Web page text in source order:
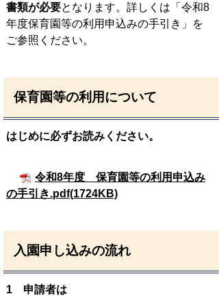
書類が必要となります。詳しくは「令和8
年度保育園等の利用申込みの手引き」を
ご参照ください。
保育園等の利用について
はじめに必ずお読みください。
令和8年度 保育園等の利用申込み
の手引き.pdf(1724KB)
入園申し込みの流れ
1 申請者は